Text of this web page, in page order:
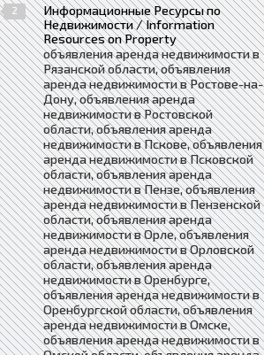
2
Информационные Ресурсы по
Недвижимости / Information
Resources on Property
объявления аренда недвижимости в
Рязанской области, объявления
аренда недвижимости в Ростове-на-
Дону, объявления аренда
недвижимости в Ростовской
области, объявления аренда
недвижимости в Пскове, объявления
аренда недвижимости в Псковской
области, объявления аренда
недвижимости в Пензе, объявления
аренда недвижимости в Пензенской
области, объявления аренда
недвижимости в Орле, объявления
аренда недвижимости в Орловской
области, объявления аренда
недвижимости в Оренбурге,
объявления аренда недвижимости в
Оренбургской области, объявления
аренда недвижимости в Омске,
объявления аренда недвижимости в